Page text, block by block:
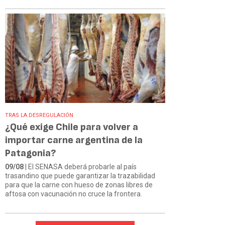
TRAS LA DESREGULACIÓN
¿Qué exige Chile para volver a
importar carne argentina de la
Patagonia?
09/08 | El SENASA deberá probarle al país
trasandino que puede garantizar la trazabilidad
para que la carne con hueso de zonas libres de
aftosa con vacunación no cruce la frontera.